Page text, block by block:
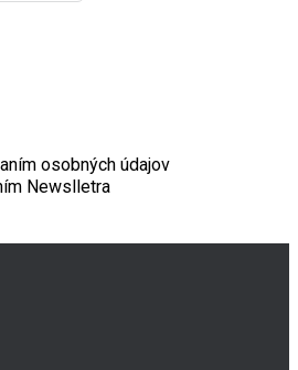
osobných údajov
Newslletra